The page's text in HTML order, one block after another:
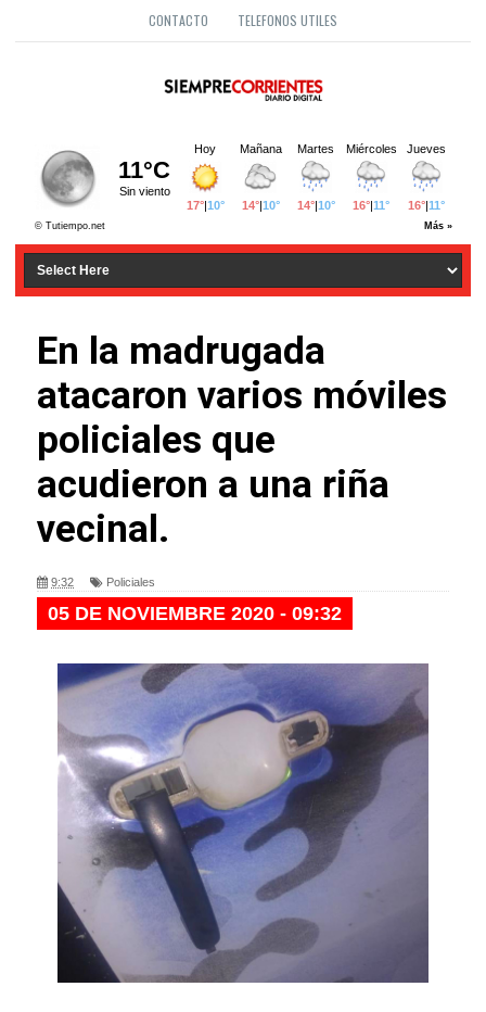
CONTACTO TELEFONOS UTILES
En la madrugada
atacaron varios móviles
policiales que
acudieron a una riña
vecinal.
9:32 Policiales
05 DE NOVIEMBRE 2020 - 09:32